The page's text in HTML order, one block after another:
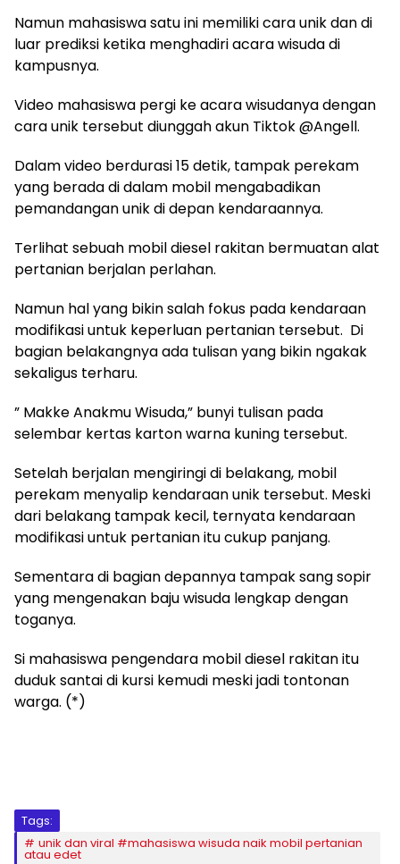
Namun mahasiswa satu ini memiliki cara unik dan di
luar prediksi ketika menghadiri acara wisuda di
kampusnya.
Video mahasiswa pergi ke acara wisudanya dengan
cara unik tersebut diunggah akun Tiktok @Angell.
Dalam video berdurasi 15 detik, tampak perekam
yang berada di dalam mobil mengabadikan
pemandangan unik di depan kendaraannya.
Terlihat sebuah mobil diesel rakitan bermuatan alat
pertanian berjalan perlahan.
Namun hal yang bikin salah fokus pada kendaraan
modifikasi untuk keperluan pertanian tersebut. Di
bagian belakangnya ada tulisan yang bikin ngakak
sekaligus terharu.
” Makke Anakmu Wisuda,” bunyi tulisan pada
selembar kertas karton warna kuning tersebut.
Setelah berjalan mengiringi di belakang, mobil
perekam menyalip kendaraan unik tersebut. Meski
dari belakang tampak kecil, ternyata kendaraan
modifikasi untuk pertanian itu cukup panjang.
Sementara di bagian depannya tampak sang sopir
yang mengenakan baju wisuda lengkap dengan
toganya.
Si mahasiswa pengendara mobil diesel rakitan itu
duduk santai di kursi kemudi meski jadi tontonan
warga. (*)
Tags:
unik dan viral #mahasiswa wisuda naik mobil pertanian
atau edet